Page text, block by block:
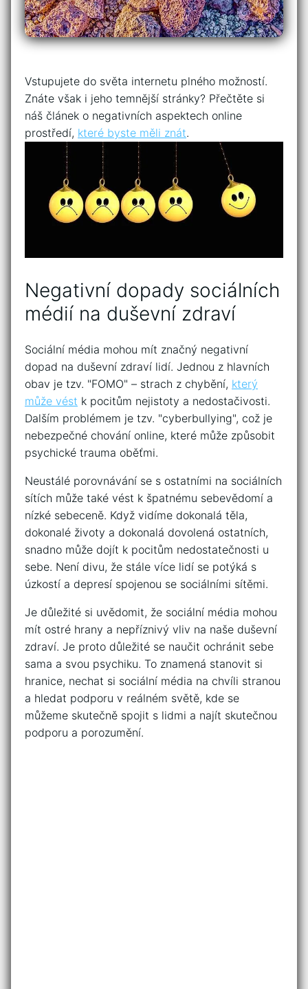
Vstupujete do světa internetu plného možností.
Znáte však i jeho temnější stránky? Přečtěte si
náš článek o negativních aspektech online
prostředí, které byste měli znát.
Negativní dopady sociálních
médií na duševní zdraví
Sociální média mohou mít značný negativní
dopad na duševní zdraví lidí. Jednou z hlavních
obav je tzv. "FOMO" – strach z chybění, který
může vést k pocitům nejistoty a nedostačivosti.
Dalším problémem je tzv. "cyberbullying", což je
nebezpečné chování online, které může způsobit
psychické trauma oběťmi.
Neustálé porovnávání se s ostatními na sociálních
sítích může také vést k špatnému sebevědomí a
nízké sebeceně. Když vidíme dokonalá těla,
dokonalé životy a dokonalá dovolená ostatních,
snadno může dojít k pocitům nedostatečnosti u
sebe. Není divu, že stále více lidí se potýká s
úzkostí a depresí spojenou se sociálními sítěmi.
Je důležité si uvědomit, že sociální média mohou
mít ostré hrany a nepříznivý vliv na naše duševní
zdraví. Je proto důležité se naučit ochránit sebe
sama a svou psychiku. To znamená stanovit si
hranice, nechat si sociální média na chvíli stranou
a hledat podporu v reálném světě, kde se
můžeme skutečně spojit s lidmi a najít skutečnou
podporu a porozumění.